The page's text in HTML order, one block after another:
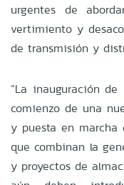
urgentes de
vertimiento y
de transmisión y
“La inauguración
comienzo de una
y puesta en marcha
que combinan la
y proyectos de